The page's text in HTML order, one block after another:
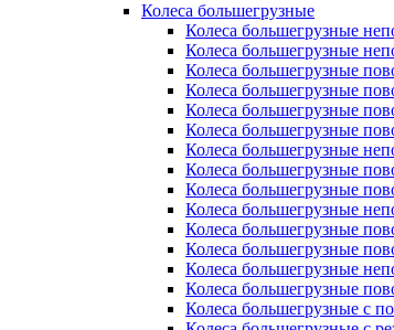
Колеса большегрузные
Колеса большегрузные
Колеса большегрузные
Колеса большегрузные
Колеса большегрузные
Колеса большегрузные
Колеса большегрузные
Колеса большегрузные
Колеса большегрузные
Колеса большегрузные
Колеса большегрузные
Колеса большегрузные
Колеса большегрузные
Колеса большегрузные
Колеса большегрузные
Колеса большегрузные с